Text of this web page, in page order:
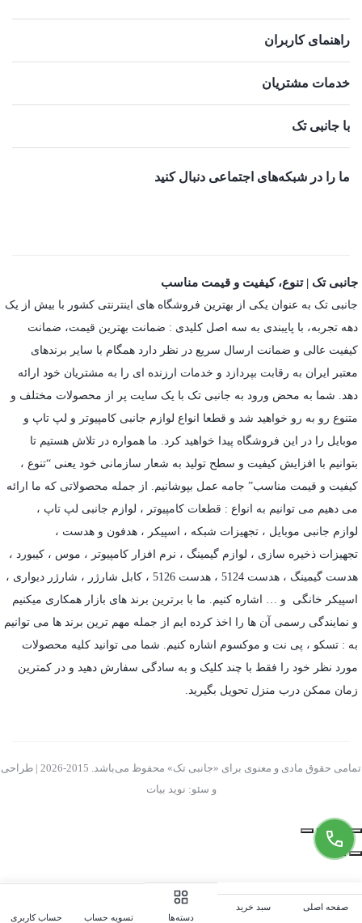
راهنمای کاربران
خدمات مشتریان
با جانبی تک
ما را در شبکه‌های اجتماعی دنبال کنید
جانبی تک | تنوع، کیفیت و قیمت مناسب
جانبی تک به عنوان یکی از بهترین فروشگاه های اینترنتی کشور با بیش از یک
دهه تجربه، با پایبندی به سه اصل کلیدی : ضمانت بهترین قیمت، ضمانت
کیفیت عالی و ضمانت ارسال سریع در نظر دارد همگام با سایر برندهای
معتبر ایران به رقابت بپردازد و خدمات ارزنده ای را به مشتریان خود ارائه
دهد. شما به محض ورود به جانبی تک با یک سایت پر از محصولات مختلف و
متنوع رو به رو خواهید شد و قطعا انواع لوازم جانبی کامپیوتر و لپ تاپ و
موبایل را در این فروشگاه پیدا خواهید کرد. ما همواره در تلاش هستیم تا
بتوانیم با افزایش کیفیت و سطح تولید به شعار سازمانی خود یعنی “تنوع ،
کیفیت و قیمت مناسب” جامه عمل بپوشانیم. از جمله محصولاتی که ما ارائه
می دهیم می توانیم به انواع : قطعات کامپیوتر ، لوازم جانبی لپ تاپ ،
لوازم جانبی موبایل ، تجهیزات شبکه ، اسپیکر ، هدفون و هدست ،
تجهیزات ذخیره سازی ، لوازم گیمینگ ، نرم افزار کامپیوتر ، موس ، کیبورد ،
هدست گیمینگ ، هدست 5124 ، هدست 5126 ، کابل شارژر ، شارژر دیواری ،
اسپیکر خانگی و … اشاره کنیم. ما با برترین برند های بازار همکاری میکنیم
و نمایندگی رسمی آن ها را اخذ کرده ایم از جمله مهم ترین برند ها می توانیم
به : تسکو ، پی نت و موکسوم اشاره کنیم. شما می توانید کلیه محصولات
مورد نظر خود را فقط با چند کلیک و به سادگی سفارش دهید و در کمترین
زمان ممکن درب منزل تحویل بگیرید.
تمامی حقوق مادی و معنوی برای «جانبی تک» محفوظ می‌باشد. 2015-2026 | طراحی
و سئو: نوید بیات
صفحه اصلی
سبد خرید
دسته‌ها
تسویه حساب حساب کاربری